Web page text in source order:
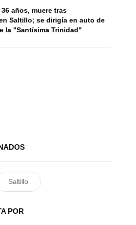
años, muere tras
Saltillo; se dirigía en auto de
la "Santísima Trinidad"
Saltillo
POR